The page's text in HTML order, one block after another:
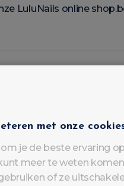
LuluNails online
met onze
je de beste ervaring op
meer te weten komen
of ze